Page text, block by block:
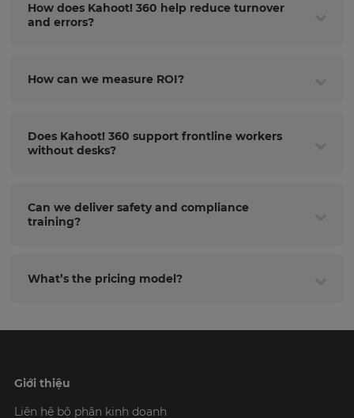
How does Kahoot! 360 help reduce turnover
and errors?
How can we measure ROI?
Does Kahoot! 360 support frontline workers
without desks?
Can we deliver safety and compliance
training?
What’s the pricing model?
Giới thiệu
Liên hệ bộ phận kinh doanh